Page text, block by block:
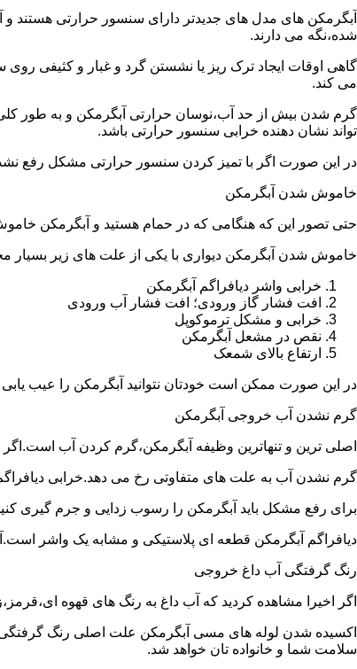
آبگرمکن های مدل های جدیدتر دارای سنسور حرارتی هستند
شده،نگه می دارند.
گاهی اوقات ایجاد ترک ریز یا نشستن گرد و غبار و کثیفی روی
می کند.
گرم شدن بیش از حد آب،نوسان حرارتی آبگرمکن و به طور
تواند نشان دهنده خرابی سنسور حرارتی باشد.
در این صورت اگر با تمیز کردن سنسور حرارتی مشکل رفع
خاموش شدن آبگرمکن
حتی تصور این که هنگامی که در حمام هستید و آبگرمکن
خاموش شدن آبگرمکن دیواری با یکی از علت های زیر بسیار
خرابی واشر دیافراگم آبگرمکن
افت فشار گاز ورودی؛ افت فشار آب ورودی
خرابی و مشکل ترموکوپل
نقص در مشعل آبگرمکن
ارتفاع بالای شمعک
در این صورت ممکن است خودتان نتوانید آبگرمکن را عیب
گرم نشدن آب خروجی آبگرمکن
اصلی ترین و تنهاترین وظیفه آبگرمکن،گرم کردن آب است.اگر
گرم نشدن آب به علت های متفاوتی رخ می دهد.خرابی
برای رفع مشکل باید آبگرمکن را رسوب زدایی و جرم گیری
دیافراگم آبگرمکن قطعه ای پلاستیکی و مشابه یک واشر
رنگ گرفتگی آب داغ خروجی
اگر اخیرا مشاهده کردید که آب داغ به رنگ های قهوه
اکسیده شدن لوله های مسی آبگرمکن علت اصلی رنگ گرفتگی
سلامت شما و خانواده تان خواهد شد.